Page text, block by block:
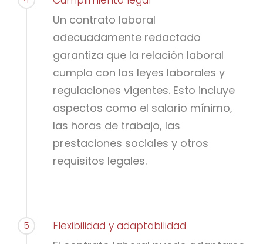
Un contrato laboral
adecuadamente redactado
garantiza que la relación laboral
cumpla con las leyes laborales y
regulaciones vigentes. Esto incluye
aspectos como el salario mínimo,
las horas de trabajo, las
prestaciones sociales y otros
requisitos legales.
5 Flexibilidad y adaptabilidad